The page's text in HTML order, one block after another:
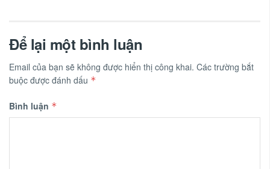
Để lại một bình luận
Email của bạn sẽ không được hiển thị công khai. Các trường bắt
buộc được đánh dấu *
Bình luận *